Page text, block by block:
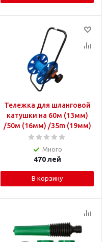
Тележка для шланговой
катушки на 60м (13мм)
/50м (16мм) /35m (19мм)
Много
470лей
В корзину